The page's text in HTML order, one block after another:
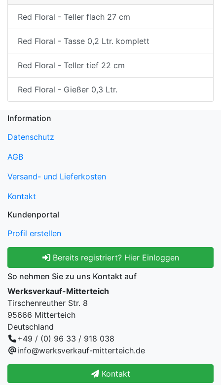
Red Floral - Teller flach 27 cm
Red Floral - Tasse 0,2 Ltr. komplett
Red Floral - Teller tief 22 cm
Red Floral - Gießer 0,3 Ltr.
Information
Datenschutz
AGB
Versand- und Lieferkosten
Kontakt
Kundenportal
Profil erstellen
Bereits registriert? Hier Einloggen
So nehmen Sie zu uns Kontakt auf
Werksverkauf-Mitterteich
Tirschenreuther Str. 8
95666 Mitterteich
Deutschland
+49 / (0) 96 33 / 918 038
info@werksverkauf-mitterteich.de
Kontakt